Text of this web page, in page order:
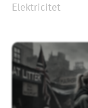
Elektricitet